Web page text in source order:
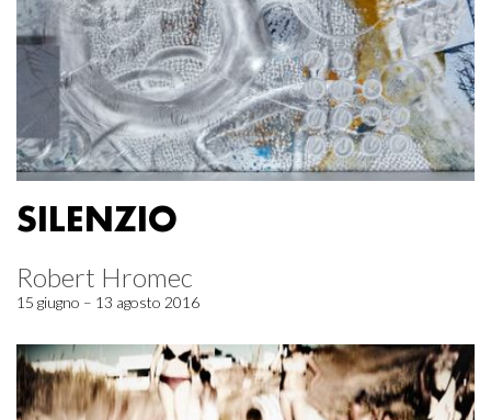
SILENZIO
Robert Hromec
15 giugno – 13 agosto 2016